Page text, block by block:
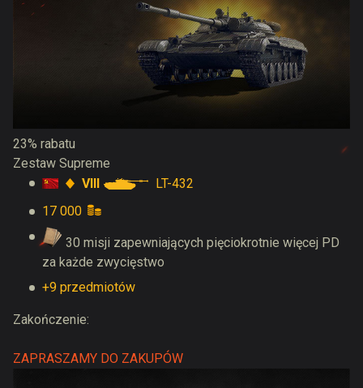
23% rabatu
Zestaw Supreme
VIII
LT-432
17 000
30 misji zapewniających pięciokrotnie więcej PD
za każde zwycięstwo
+9 przedmiotów
Zakończenie:
ZAPRASZAMY DO ZAKUPÓW